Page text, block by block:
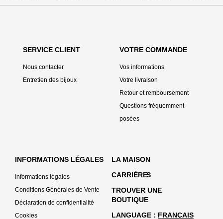
SERVICE CLIENT
Nous contacter
Entretien des bijoux
VOTRE COMMANDE
Vos informations
Votre livraison
Retour et remboursement
Questions fréquemment
posées
INFORMATIONS LÉGALES
Informations légales
Conditions Générales de Vente
Déclaration de confidentialité
Cookies
LA MAISON
CARRIÈRES
TROUVER UNE
BOUTIQUE
LANGUAGE
FRANÇAIS